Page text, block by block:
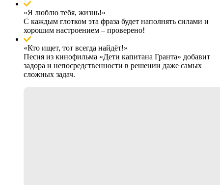
«Я люблю тебя, жизнь!»
С каждым глотком эта фраза будет наполнять силами и
хорошим настроением – проверено!
«Кто ищет, тот всегда найдёт!»
Песня из кинофильма «Дети капитана Гранта» добавит
задора и непосредственности в решении даже самых
сложных задач.